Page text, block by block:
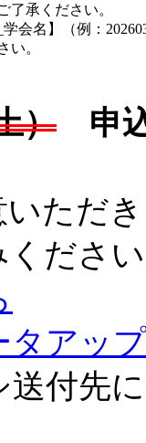
了承ください。
会名】（例：
い。
） 申
ただ
くださ
タアッ
送付先